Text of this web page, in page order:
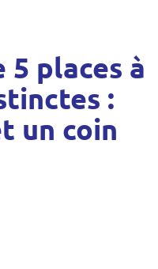
5 places à
:
un coin